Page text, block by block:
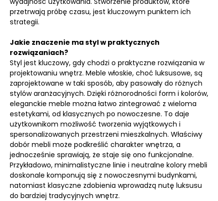
przetrwają próbę czasu, jest kluczowym punktem ich
strategii.
Jakie znaczenie ma styl w praktycznych
rozwiązaniach?
Styl jest kluczowy, gdy chodzi o praktyczne rozwiązania w
projektowaniu wnętrz. Meble włoskie, choć luksusowe, są
zaprojektowane w taki sposób, aby pasowały do różnych
stylów aranżacyjnych. Dzięki różnorodności form i kolorów,
eleganckie meble można łatwo zintegrować z wieloma
estetykami, od klasycznych po nowoczesne. To daje
użytkownikom możliwość tworzenia wyjątkowych i
spersonalizowanych przestrzeni mieszkalnych. Właściwy
dobór mebli może podkreślić charakter wnętrza, a
jednocześnie sprawiają, że staje się ono funkcjonalne.
Przykładowo, minimalistyczne linie i neutralne kolory mebli
doskonale komponują się z nowoczesnymi budynkami,
natomiast klasyczne zdobienia wprowadzą nutę luksusu
do bardziej tradycyjnych wnętrz.